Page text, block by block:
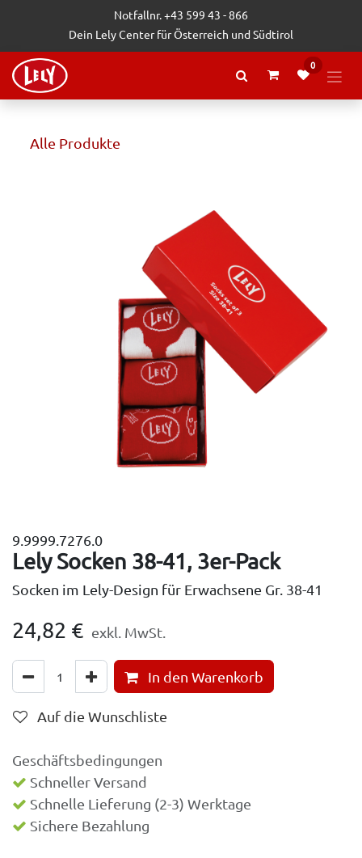
Zum Inhalt springenNotfallnr. +43 599 43 - 866
Dein Lely Center für Österreich und Südtirol
0
Alle Produkte
9.9999.7276.0
Lely Socken 38-41, 3er-Pack
Socken im Lely-Design für Erwachsene Gr. 38-41
24,82 € exkl. MwSt.
In den Warenkorb
Auf die Wunschliste
Geschäftsbedingungen
Schneller Versand
Schnelle Lieferung (2-3) Werktage
Sichere Bezahlung